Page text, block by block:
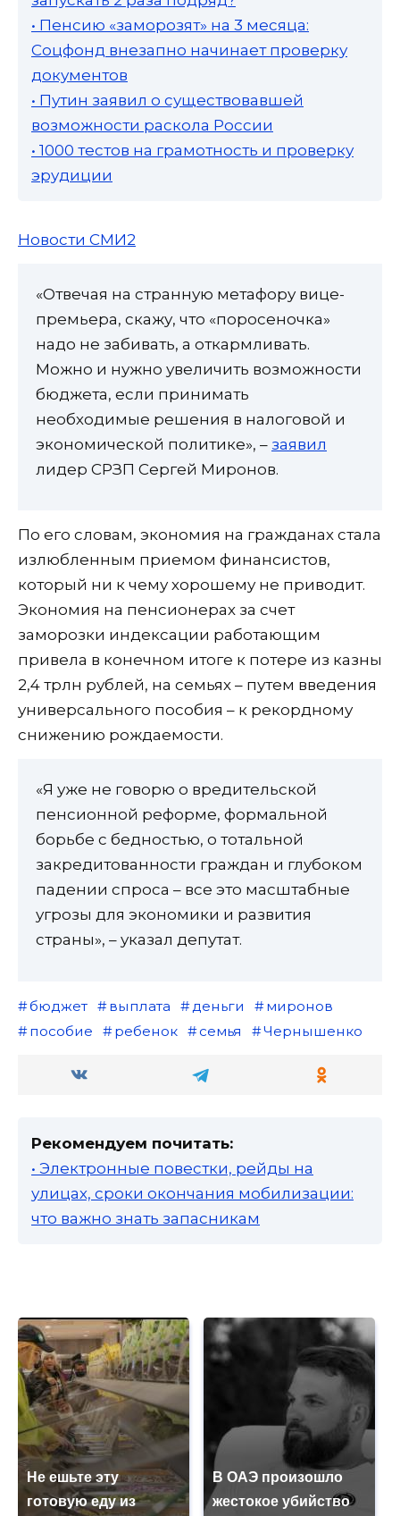
• Пенсию «заморозят» на 3 месяца:
Соцфонд внезапно начинает проверку
документов
• Путин заявил о существовавшей
возможности раскола России
• 1000 тестов на грамотность и проверку
эрудиции
Новости СМИ2
«Отвечая на странную метафору вице-
премьера, скажу, что «поросеночка»
надо не забивать, а откармливать.
Можно и нужно увеличить возможности
бюджета, если принимать
необходимые решения в налоговой и
экономической политике», – заявил
лидер СРЗП Сергей Миронов.
По его словам, экономия на гражданах стала
излюбленным приемом финансистов,
который ни к чему хорошему не приводит.
Экономия на пенсионерах за счет
заморозки индексации работающим
привела в конечном итоге к потере из казны
2,4 трлн рублей, на семьях – путем введения
универсального пособия – к рекордному
снижению рождаемости.
«Я уже не говорю о вредительской
пенсионной реформе, формальной
борьбе с бедностью, о тотальной
закредитованности граждан и глубоком
падении спроса – все это масштабные
угрозы для экономики и развития
страны», – указал депутат.
бюджет выплата деньги
миронов
пособие
ребенок семья Чернышенко
Рекомендуем почитать:
• Электронные повестки, рейды на
улицах, сроки окончания мобилизации:
что важно знать запасникам
Не ешьте эту
готовую еду из
В ОАЭ произошло
жестокое убийство